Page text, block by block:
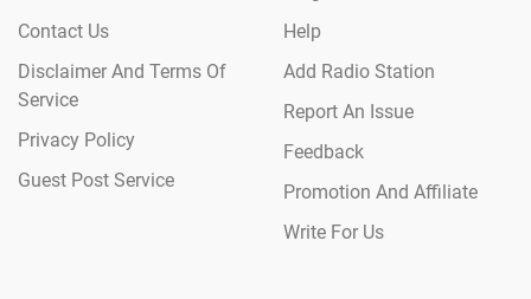
Contact Us
Disclaimer And Terms Of
Service
Privacy Policy
Guest Post Service
Help
Add Radio Station
Report An Issue
Feedback
Promotion And Affiliate
Write For Us